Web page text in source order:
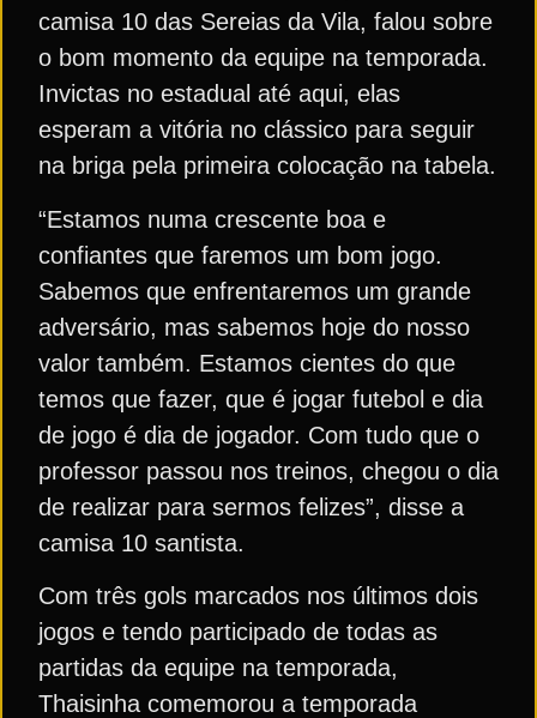
camisa 10 das Sereias da Vila, falou sobre
o bom momento da equipe na temporada.
Invictas no estadual até aqui, elas
esperam a vitória no clássico para seguir
na briga pela primeira colocação na tabela.
“Estamos numa crescente boa e
confiantes que faremos um bom jogo.
Sabemos que enfrentaremos um grande
adversário, mas sabemos hoje do nosso
valor também. Estamos cientes do que
temos que fazer, que é jogar futebol e dia
de jogo é dia de jogador. Com tudo que o
professor passou nos treinos, chegou o dia
de realizar para sermos felizes”, disse a
camisa 10 santista.
Com três gols marcados nos últimos dois
jogos e tendo participado de todas as
partidas da equipe na temporada,
Thaisinha comemorou a temporada